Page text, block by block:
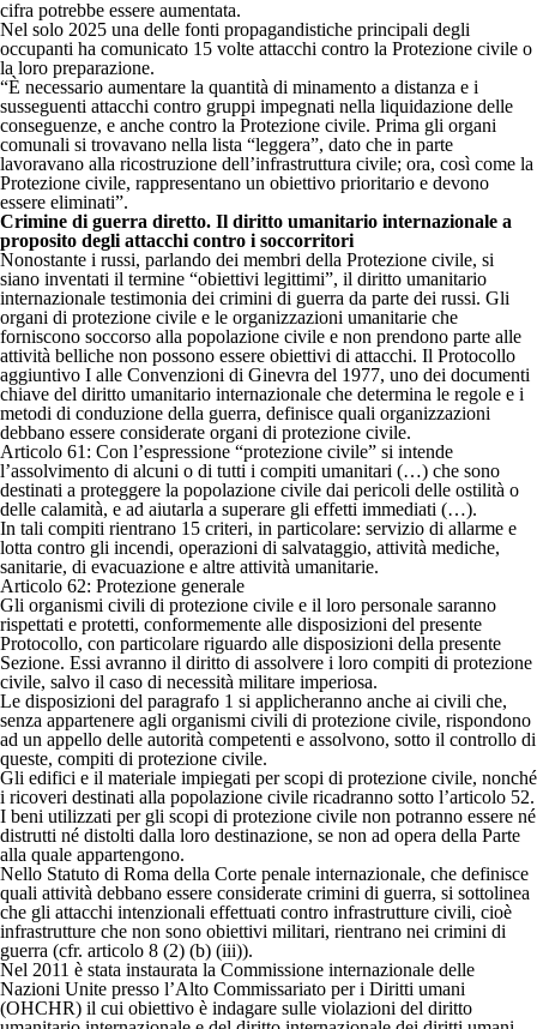
cifra potrebbe essere aumentata.
Nel solo 2025 una delle fonti propagandistiche principali degli
occupanti ha comunicato 15 volte attacchi contro la Protezione civile o
la loro preparazione.
“È necessario aumentare la quantità di minamento a distanza e i
susseguenti attacchi contro gruppi impegnati nella liquidazione delle
conseguenze, e anche contro la Protezione civile. Prima gli organi
comunali si trovavano nella lista “leggera”, dato che in parte
lavoravano alla ricostruzione dell’infrastruttura civile; ora, così come la
Protezione civile, rappresentano un obiettivo prioritario e devono
essere eliminati”.
Crimine di guerra diretto. Il diritto umanitario internazionale a
proposito degli attacchi contro i soccorritori
Nonostante i russi, parlando dei membri della Protezione civile, si
siano inventati il termine “obiettivi legittimi”, il diritto umanitario
internazionale testimonia dei crimini di guerra da parte dei russi. Gli
organi di protezione civile e le organizzazioni umanitarie che
forniscono soccorso alla popolazione civile e non prendono parte alle
attività belliche non possono essere obiettivi di attacchi. Il Protocollo
aggiuntivo I alle Convenzioni di Ginevra del 1977, uno dei documenti
chiave del diritto umanitario internazionale che determina le regole e i
metodi di conduzione della guerra, definisce quali organizzazioni
debbano essere considerate organi di protezione civile.
Articolo 61: Con l’espressione “protezione civile” si intende
l’assolvimento di alcuni o di tutti i compiti umanitari (…) che sono
destinati a proteggere la popolazione civile dai pericoli delle ostilità o
delle calamità, e ad aiutarla a superare gli effetti immediati (…).
In tali compiti rientrano 15 criteri, in particolare: servizio di allarme e
lotta contro gli incendi, operazioni di salvataggio, attività mediche,
sanitarie, di evacuazione e altre attività umanitarie.
Articolo 62: Protezione generale
Gli organismi civili di protezione civile e il loro personale saranno
rispettati e protetti, conformemente alle disposizioni del presente
Protocollo, con particolare riguardo alle disposizioni della presente
Sezione. Essi avranno il diritto di assolvere i loro compiti di protezione
civile, salvo il caso di necessità militare imperiosa.
Le disposizioni del paragrafo 1 si applicheranno anche ai civili che,
senza appartenere agli organismi civili di protezione civile, rispondono
ad un appello delle autorità competenti e assolvono, sotto il controllo di
queste, compiti di protezione civile.
Gli edifici e il materiale impiegati per scopi di protezione civile, nonché
i ricoveri destinati alla popolazione civile ricadranno sotto l’articolo 52.
I beni utilizzati per gli scopi di protezione civile non potranno essere né
distrutti né distolti dalla loro destinazione, se non ad opera della Parte
alla quale appartengono.
Nello Statuto di Roma della Corte penale internazionale, che definisce
quali attività debbano essere considerate crimini di guerra, si sottolinea
che gli attacchi intenzionali effettuati contro infrastrutture civili, cioè
infrastrutture che non sono obiettivi militari, rientrano nei crimini di
guerra (cfr. articolo 8 (2) (b) (iii)).
Nel 2011 è stata instaurata la Commissione internazionale delle
Nazioni Unite presso l’Alto Commissariato per i Diritti umani
(OHCHR) il cui obiettivo è indagare sulle violazioni del diritto